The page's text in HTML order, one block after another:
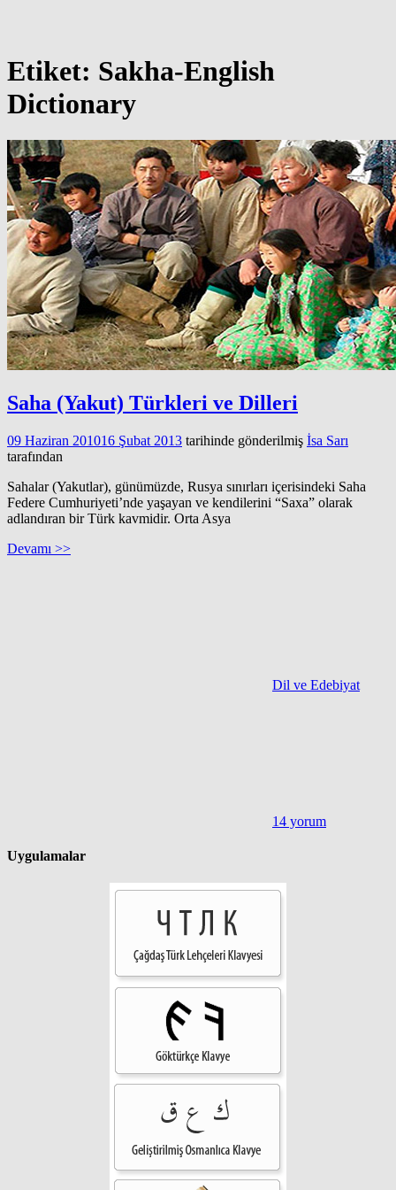
Etiket: Sakha-English
Dictionary
Saha (Yakut) Türkleri ve Dilleri
09 Haziran 201016 Şubat 2013 tarihinde gönderilmiş İsa Sarı
tarafından
Sahalar (Yakutlar), günümüzde, Rusya sınırları içerisindeki Saha
Federe Cumhuriyeti’nde yaşayan ve kendilerini “Saxa” olarak
adlandıran bir Türk kavmidir. Orta Asya
Devamı >>
Dil ve Edebiyat
14 yorum
Uygulamalar